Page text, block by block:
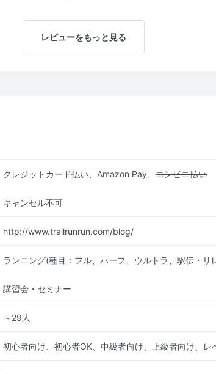
レビューをもっと見る
クレジットカード払い、Amazon Pay、 コンビニ払い
キャンセル不可
http://www.trailrunrun.com/blog/
ランニング(種目：フル、ハーフ、ウルトラ、駅伝・リ
講習会・セミナー
～29人
初心者向け、初心者OK、中級者向け、上級者向け、レ